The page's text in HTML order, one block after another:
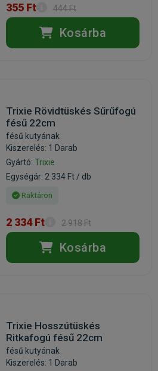
355 Ft 444 Ft
Kosárba
Trixie Rövidtüskés Sűrűfogú
fésű 22cm
fésű kutyának
Kiszerelés: 1 Darab
Gyártó: Trixie
Egységár: 2 334 Ft / db
Raktáron
2 334 Ft 2 918 Ft
Kosárba
Trixie Hosszútüskés
Ritkafogú fésű 22cm
fésű kutyának
Kiszerelés: 1 Darab